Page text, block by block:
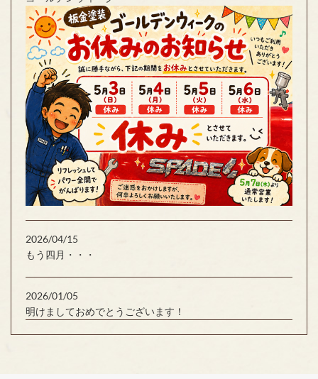
2026/04/15
もう四月・・・
2026/01/05
明けましておめでとうございます！